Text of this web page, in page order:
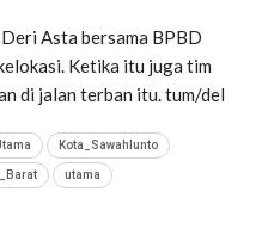
Asta bersama BPBD
Ketika itu juga tim
di jalan terban itu. tum/del
Kota_Sawahlunto
utama